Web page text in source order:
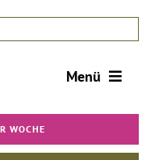
Menü
WOCHE